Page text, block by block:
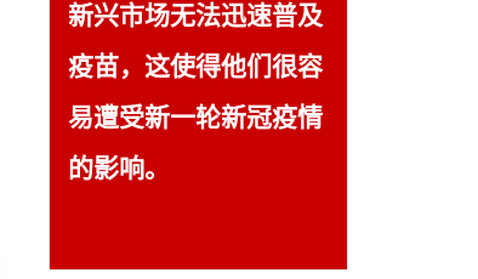
新兴市场无法迅速普及
疫苗，这使得他们很容
易遭受新一轮新冠疫情
的影响。